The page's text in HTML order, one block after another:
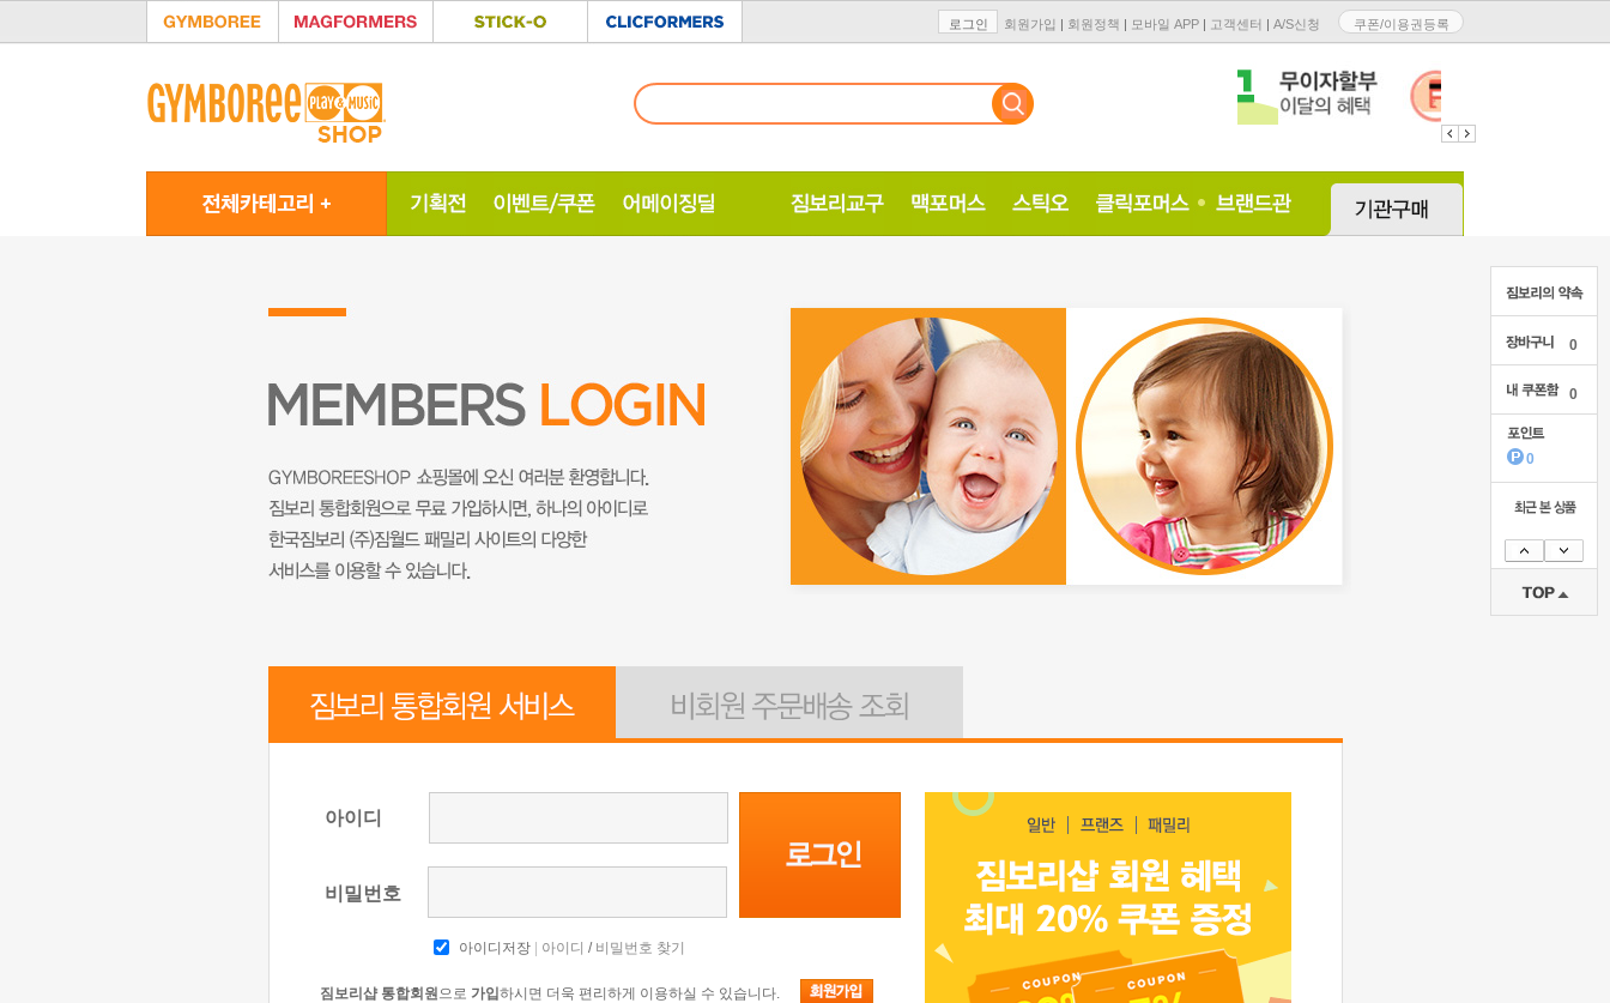
로그인 회원가입 | 회원정책 | 모바일 APP | 고객센터 | A/S신청 쿠폰/이용권등록
0
0
0
아이디
비밀번호
아이디저장 아이디 / 비밀번호 찾기
짐보리샵 통합회원으로 가입하시면 더욱 편리하게 이용하실 수 있습니다.